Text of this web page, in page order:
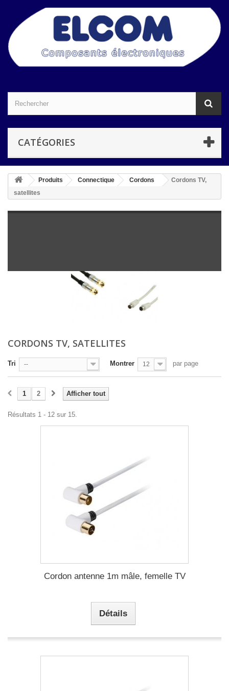
CATÉGORIES
Produits Connectique Cordons
Cordons TV,
satellites
CORDONS TV, SATELLITES
Tri -- Montrer 12 par page
Afficher tout
1 2
Résultats 1 - 12 sur 15.
Cordon antenne 1m mâle, femelle TV
Détails